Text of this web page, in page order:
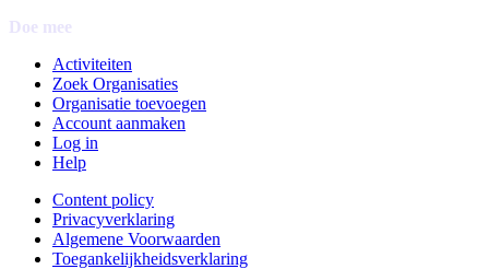
Doe mee
Activiteiten
Zoek Organisaties
Organisatie toevoegen
Account aanmaken
Log in
Help
Content policy
Privacyverklaring
Algemene Voorwaarden
Toegankelijkheidsverklaring